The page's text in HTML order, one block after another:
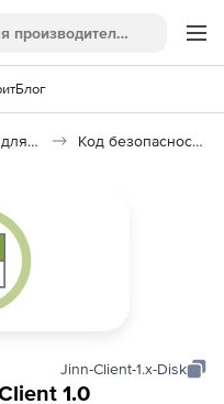
Блог
Программы для защиты информации Код безопасности: Jinn-Client 2.0
Jinn-Client-1.x-Disk
1.0